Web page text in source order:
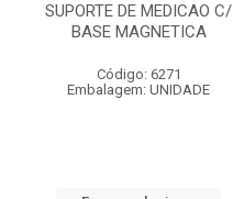
SUPORTE DE MEDICAO C/
BASE MAGNETICA
Código: 6271
Embalagem: UNIDADE